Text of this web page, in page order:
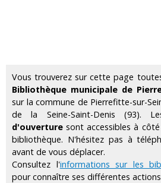
Vous trouverez sur cette page
Bibliothèque municipale de
sur la commune de Pierrefitte-sur-
de la Seine-Saint-Denis (93).
d'ouverture sont accessibles à
bibliothèque. N'hésitez pas à
avant de vous déplacer.
Consultez l'informations sur les
pour connaître ses différentes